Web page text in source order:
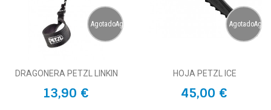
AgotadoAgotado
DRAGONERA PETZL LINKIN
13,90 €
HOJA PETZL ICE
45,00 €